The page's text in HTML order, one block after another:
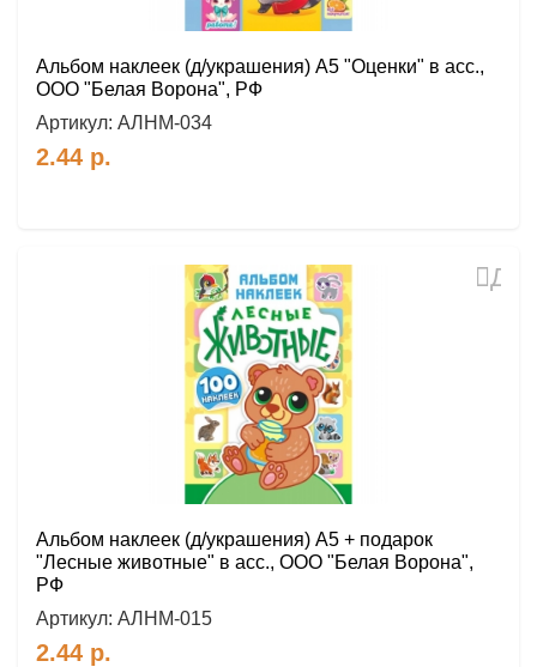
Альбом наклеек (д/украшения) А5 "Оценки" в асс.,
ООО "Белая Ворона", РФ
Артикул: АЛНМ-034
2.44 р.
Альбом наклеек (д/украшения) А5 + подарок
"Лесные животные" в асс., ООО "Белая Ворона",
РФ
Артикул: АЛНМ-015
2.44 р.